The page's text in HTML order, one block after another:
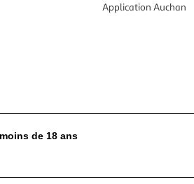
Application Auchan
de 18 ans